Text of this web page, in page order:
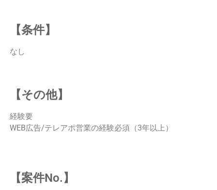
【条件】
なし
【その他】
経験要
WEB広告/テレアポ営業の経験必須（3年以上）
【案件No.】